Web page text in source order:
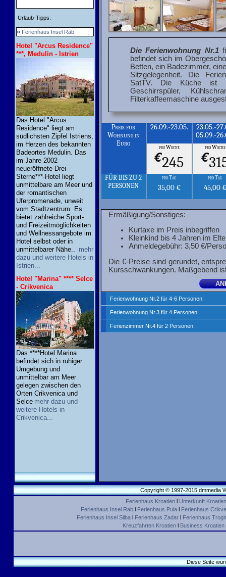
Urlaub-Tipps:
» Ferienhaus Insel Rab
Hotel "Arcus Residence"
***, Medulin - Istrien
Das Hotel "Arcus
Residence" liegt am
südlichsten Zipfel Istriens,
im Herzen des bekannten
Badeortes Medulin. Das
im Jahre 2002
neueröffnete Drei-
Sterne***-Hotel liegt
unmittelbare am Meer und
der romantischen
Uferpromenade, unweit
vom Stadtzentrum. Es
bietet zahlreiche Sport-
und Freizeitmöglichkeiten
und Wellnessangebote im
Hotel selbst oder in
unmittelbarer Nähe..
mehr
dazu und weitere Hotels in
Istrien...
Hotel "Marina" **** Selce
- Crikvenica
Das ****Hotel Marina
befindet sich in ruhiger
Umgebung und
unmittelbar am Meer
gelegen zwischen den
Orten Crikvenica und
Selce mehr dazu und
weitere Hotels in
Crikvenica...
Die Ferienwohnung Nr.1
befindet sich im
Betten, ein Badezimmer,
Sitzgelegenheit. Die
SatTV. Die Küche ist
Geschirrspüler,
Filterkaffeemaschine
Preis für
Wohnung in
Euro
FÜR BIS ZU 2
PERSONEN
26.09.-23.05.
pro Woche
€245
pro Tag
35,00 €
23.05.-
05.09.-
pro Woche
€
pro Tag
45,00 €
Ermäßigung/Sonstiges:
Kurtaxe im Preis inbegriffen
Kleinkind bis 4 Jahren im
Anmeldegebühr: 3,50 €/
Die €-Preise sind gerundet,
Kursschwankungen. Maßgebend
Ferienwohnung Nr.2 für 4-6 Personen:
Ferienwohnung Nr.3 für 4 Personen:
Ferienzimmer Nr.4 für 2 Personen:
Copyright © 1997-2015 dmmedia
Ferienhaus Kroatien l Unterkunft Kroatien
Ferienhaus Insel Rabl Ferienhaus Pulal Ferienhaus
Ferienhaus Insel Silbal Ferienhaus Zadarl Ferienhaus
Kreuzfahrten Kroatienl Business Kroatien
Diese Seite